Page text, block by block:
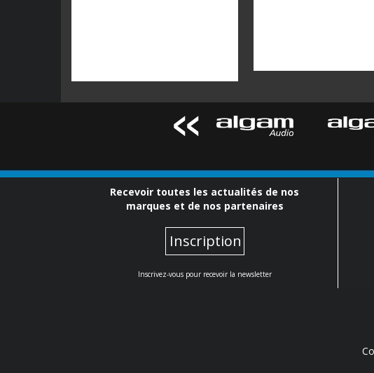
Recevoir toutes les actualités de nos
marques et de nos partenaires
Inscription
Inscrivez-vous pour recevoir la newsletter